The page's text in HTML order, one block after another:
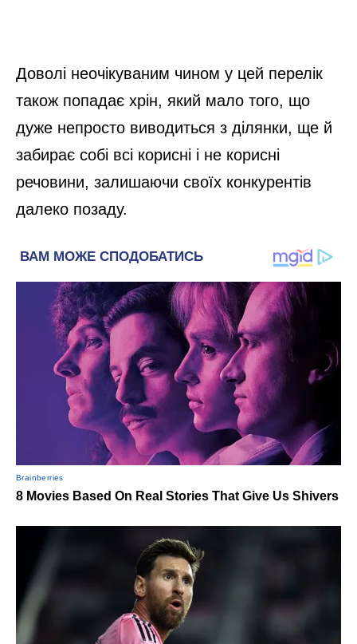
Доволі неочікуваним чином у цей перелік
також попадає хрін, який мало того, що
дуже непросто виводиться з ділянки, ще й
забирає собі всі корисні і не корисні
речовини, залишаючи своїх конкурентів
далеко позаду.